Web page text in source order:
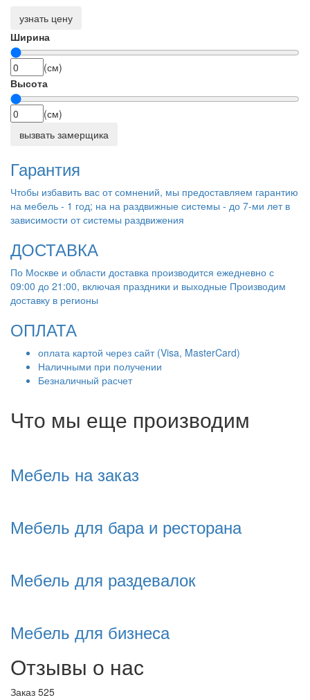
узнать цену
Ширина
(см)
Высота
(см)
вызвать замерщика
Гарантия
Чтобы избавить вас от сомнений, мы предоставляем гарантию
на мебель - 1 год; на на раздвижные системы - до 7-ми лет в
зависимости от системы раздвижения
ДОСТАВКА
По Москве и области доставка производится ежедневно с
09:00 до 21:00, включая праздники и выходные Производим
доставку в регионы
ОПЛАТА
оплата картой через сайт (Visa, MasterCard)
Наличными при получении
Безналичный расчет
Что мы еще производим
Мебель на заказ
Мебель для бара и ресторана
Мебель для раздевалок
Мебель для бизнеса
Отзывы о нас
Заказ 525